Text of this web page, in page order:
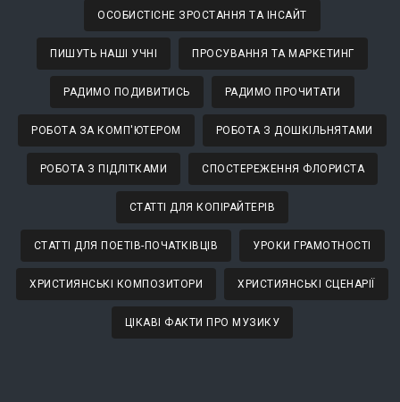
ОСОБИСТІСНЕ ЗРОСТАННЯ ТА ІНСАЙТ
ПИШУТЬ НАШІ УЧНІ ПРОСУВАННЯ ТА МАРКЕТИНГ
РАДИМО ПОДИВИТИСЬ РАДИМО ПРОЧИТАТИ
РОБОТА ЗА КОМП'ЮТЕРОМ РОБОТА З ДОШКІЛЬНЯТАМИ
РОБОТА З ПІДЛІТКАМИ СПОСТЕРЕЖЕННЯ ФЛОРИСТА
СТАТТІ ДЛЯ КОПІРАЙТЕРІВ
СТАТТІ ДЛЯ ПОЕТІВ-ПОЧАТКІВЦІВ УРОКИ ГРАМОТНОСТІ
ХРИСТИЯНСЬКІ КОМПОЗИТОРИ ХРИСТИЯНСЬКІ СЦЕНАРІЇ
ЦІКАВІ ФАКТИ ПРО МУЗИКУ